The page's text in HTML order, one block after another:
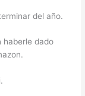
del año.
haberle dado